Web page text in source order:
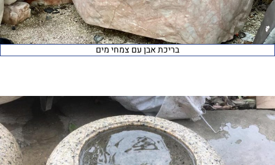
בריכת אבן עם צמחי מים